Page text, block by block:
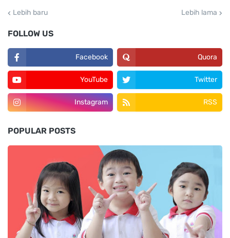
Lebih baru Lebih lama
FOLLOW US
Facebook Quora
YouTube Twitter
Instagram RSS
POPULAR POSTS